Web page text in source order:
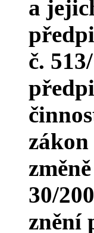
a
č.
30/
znění